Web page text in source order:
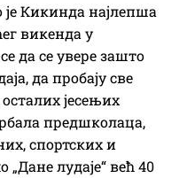
је Кикинда најлепша
викенда у
да се увере зашто
да пробају све
јесењих
предшколаца,
спортских и
„Дане лудаје“ већ 40